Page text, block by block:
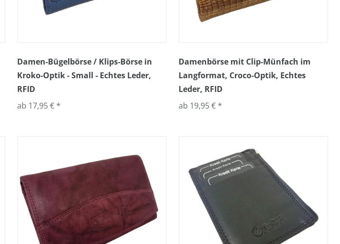
Damen-Bügelbörse / Klips-Börse in
Kroko-Optik - Small - Echtes Leder,
RFID
ab 17,95 € *
Damenbörse mit Clip-Münfach im
Langformat, Croco-Optik, Echtes
Leder, RFID
ab 19,95 € *